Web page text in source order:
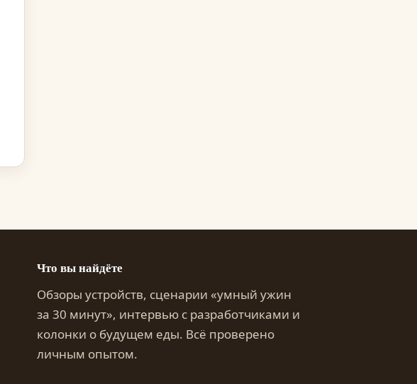
Что вы найдёте
Обзоры устройств, сценарии «умный ужин
за 30 минут», интервью с разработчиками и
колонки о будущем еды. Всё проверено
личным опытом.